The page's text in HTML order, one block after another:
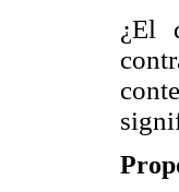
¿El